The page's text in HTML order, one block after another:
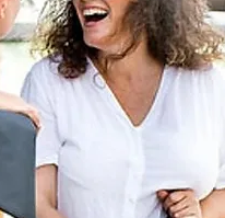
ראשון - חמישי - 9-21
שישי - 9-14
בתיאום מראש